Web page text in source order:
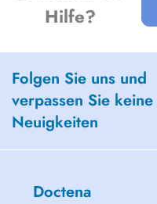
Hilfe?
Folgen Sie uns und
verpassen Sie keine
Neuigkeiten
Doctena